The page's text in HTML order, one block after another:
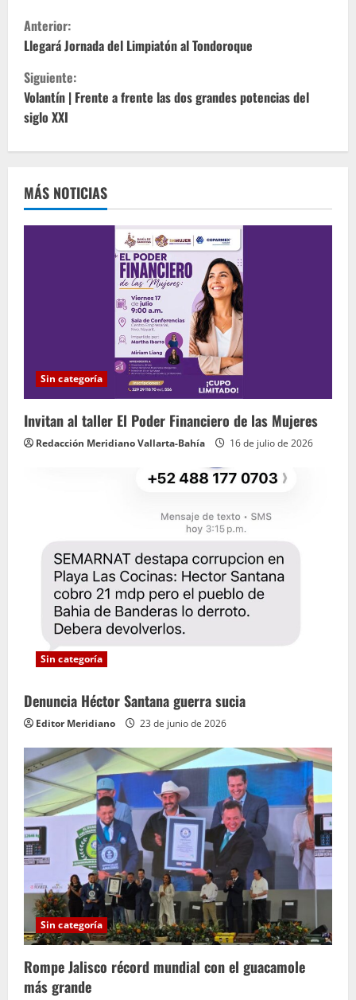
S
i
g
u
e
l
e
Anterior:
Llegará Jornada del Limpiatón al Tondoroque
Siguiente:
Volantín | Frente a frente las dos grandes potencias del
siglo XXI
MÁS NOTICIAS
Sin categoría
Invitan al taller El Poder Financiero de las Mujeres
Redacción Meridiano Vallarta-Bahía 16 de julio de 2026
Sin categoría
Denuncia Héctor Santana guerra sucia
Editor Meridiano 23 de junio de 2026
Sin categoría
Rompe Jalisco récord mundial con el guacamole
más grande